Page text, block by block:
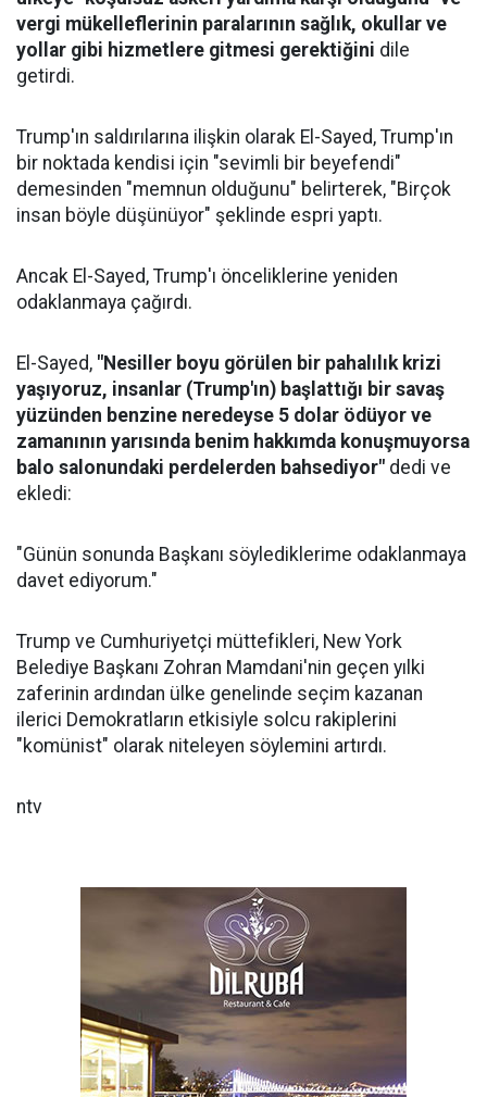
vergi mükelleflerinin paralarının sağlık, okullar ve
yollar gibi hizmetlere gitmesi gerektiğini dile
getirdi.
Trump'ın saldırılarına ilişkin olarak El-Sayed, Trump'ın
bir noktada kendisi için "sevimli bir beyefendi"
demesinden "memnun olduğunu" belirterek, "Birçok
insan böyle düşünüyor" şeklinde espri yaptı.
Ancak El-Sayed, Trump'ı önceliklerine yeniden
odaklanmaya çağırdı.
El-Sayed, "Nesiller boyu görülen bir pahalılık krizi
yaşıyoruz, insanlar (Trump'ın) başlattığı bir savaş
yüzünden benzine neredeyse 5 dolar ödüyor ve
zamanının yarısında benim hakkımda konuşmuyorsa
balo salonundaki perdelerden bahsediyor" dedi ve
ekledi:
"Günün sonunda Başkanı söylediklerime odaklanmaya
davet ediyorum."
Trump ve Cumhuriyetçi müttefikleri, New York
Belediye Başkanı Zohran Mamdani'nin geçen yılki
zaferinin ardından ülke genelinde seçim kazanan
ilerici Demokratların etkisiyle solcu rakiplerini
"komünist" olarak niteleyen söylemini artırdı.
ntv